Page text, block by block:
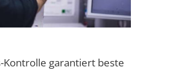
Kontrolle garantiert beste